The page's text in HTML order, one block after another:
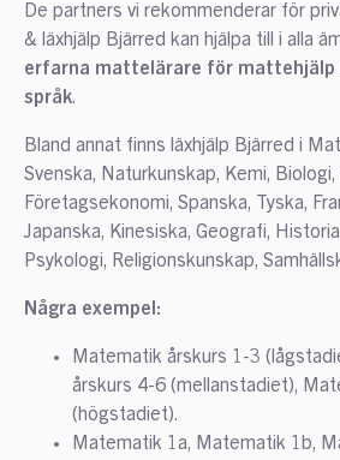
De partners vi rekommenderar för
& läxhjälp Bjärred kan hjälpa till i alla
erfarna mattelärare för mattehjälp
språk.
Bland annat finns läxhjälp Bjärred i
Svenska, Naturkunskap, Kemi, Biologi,
Företagsekonomi, Spanska, Tyska,
Japanska, Kinesiska, Geografi,
Psykologi, Religionskunskap,
Några exempel:
Matematik årskurs 1-3
årskurs 4-6 (mellanstadiet),
(högstadiet).
Matematik 1a, Matematik 1b,